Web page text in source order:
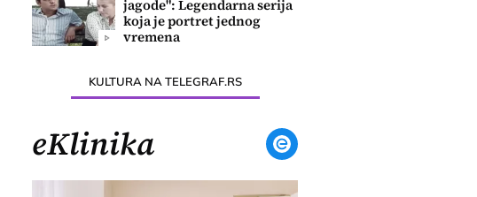
jagode": Legendarna serija
koja je portret jednog
vremena
KULTURA NA TELEGRAF.RS
eKlinika